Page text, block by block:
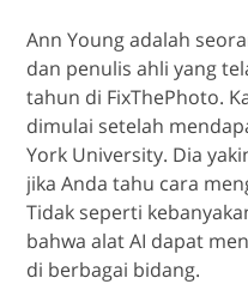
Ann Young adalah
dan penulis ahli yang
tahun di FixThePhoto.
dimulai setelah
York University. Dia
jika Anda tahu cara
Tidak seperti
bahwa alat AI dapat
di berbagai bidang.